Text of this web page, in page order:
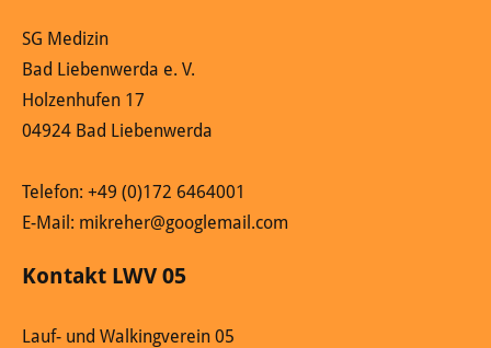
SG Medizin
Bad Liebenwerda e. V.
Holzenhufen 17
04924 Bad Liebenwerda
Telefon: +49 (0)172 6464001
E-Mail: mikreher@googlemail.com
Kontakt LWV 05
Lauf- und Walkingverein 05